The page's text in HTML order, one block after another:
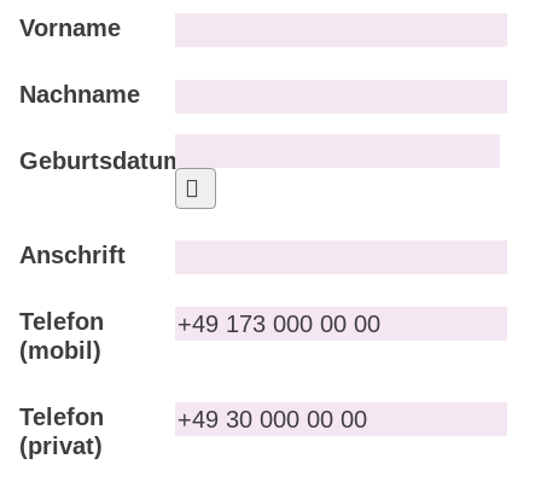
Vorname
Nachname
Geburtsdatum
Anschrift
Telefon
(mobil)
Telefon
(privat)